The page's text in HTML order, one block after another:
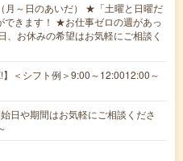
月～日のあいだ） ★「土曜と日曜だ
できます！ ★お仕事ゼロの週があっ
、お休みの希望はお気軽にご相談く
】＜シフト例＞9:00～12:0012:00～
や期間はお気軽にご相談くださ